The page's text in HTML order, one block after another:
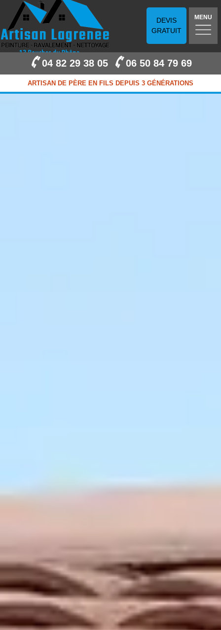
DEVIS
GRATUIT
MENU
04 82 29 38 05 06 50 84 79 69
ARTISAN DE PÈRE EN FILS DEPUIS 3 GÉNÉRATIONS